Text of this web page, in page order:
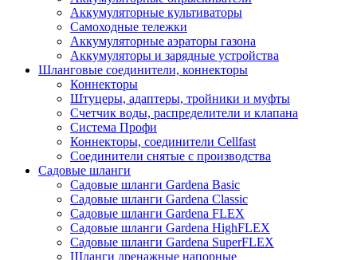
Аккумуляторные культиваторы
Самоходные тележки
Аккумуляторные аэраторы газона
Аккумуляторы и зарядные устройства
Шланговые соединители, коннекторы
Коннекторы
Штуцеры, адаптеры, тройники и муфты
Счетчик воды, распределители и клапана
Система Профи
Коннекторы, соединители Cellfast
Соединители снятые с производства
Садовые шланги
Садовые шланги Gardena Basic
Садовые шланги Gardena Classic
Садовые шланги Gardena FLEX
Садовые шланги Gardena HighFLEX
Садовые шланги Gardena SuperFLEX
Шланги дренажные напорные